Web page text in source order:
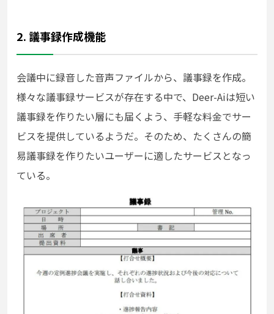
2. 議事録作成機能
会議中に録音した音声ファイルから、議事録を作成。
様々な議事録サービスが存在する中で、Deer-Aiは短い
議事録を作りたい層にも届くよう、手軽な料金でサー
ビスを提供しているようだ。そのため、たくさんの簡
易議事録を作りたいユーザーに適したサービスとなっ
ている。